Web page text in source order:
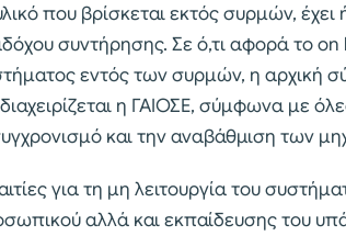
που βρίσκεται εκτός συρμών,
συντήρησης. Σε ό,τι αφορά το
εντός των συρμών, η αρχική
διαχειρίζεται η ΓΑΙΟΣΕ, σύμφωνα με
και την αναβάθμιση των
για τη μη λειτουργία του
αλλά και εκπαίδευσης του